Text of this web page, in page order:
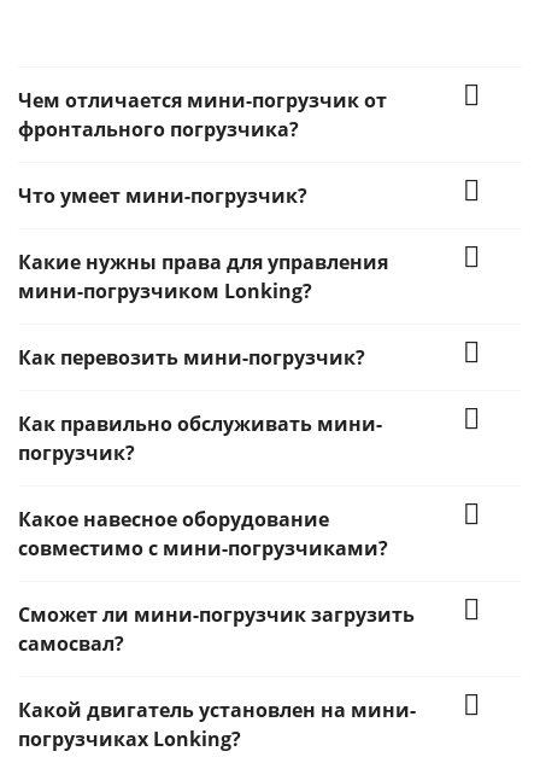
Чем отличается мини-погрузчик от
фронтального погрузчика?
Что умеет мини-погрузчик?
Какие нужны права для управления
мини-погрузчиком Lonking?
Как перевозить мини-погрузчик?
Как правильно обслуживать мини-
погрузчик?
Какое навесное оборудование
совместимо с мини-погрузчиками?
Сможет ли мини-погрузчик загрузить
самосвал?
Какой двигатель установлен на мини-
погрузчиках Lonking?